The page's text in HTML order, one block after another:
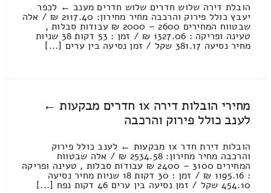
הובלת דירה שלוש חדרים שלוש חדרים מענב ← לכפר
יעבץ כולל פירוק והרכבה מחיר מחירון: 2117.40 ₪ / אלה
שבטווח המחירים 2600 – 2000 ₪ עבודות סבלות ,
טעינה ופריקה : 1327.06 ₪ / זמן : 53 דקות 38 שניות
מחיר נסיעה 381.17 שקל / זמן נסיעה בין ערים [...]
מחירי הובלות דירה 1x חדרים מבקעות ←
לענב כולל פירוק והרכבה
הובלות דירת חדר 1x מבקעות ← לענב כולל פירוק
והרכבה מחיר מחירון: 2534.58 ₪ / אלה שבטווח
המחירים 3100 – 2400 ₪ עבודות סבלות , טעינה ופריקה
: 1195.16 ₪ / זמן : 30 דקות 18 שניות מחיר נסיעה
454.10 שקל / זמן נסיעה בין ערים 46 דקות נפח [...]